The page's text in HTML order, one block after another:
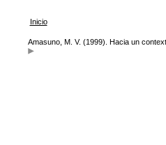
Inicio
Amasuno, M. V. (1999). Hacia un